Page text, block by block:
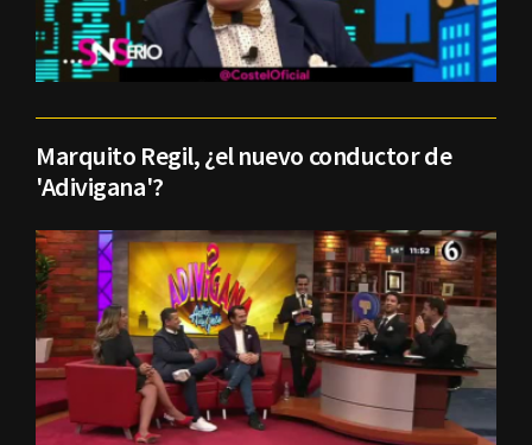
Marquito Regil, ¿el nuevo conductor de
'Adivigana'?